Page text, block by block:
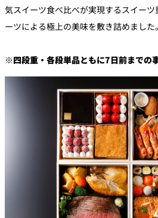
キャッスル
フォーシーズ
ンズ
ルームサービス
ルームサービ
River Terrace
個室のあるレ
ストラン
レストランキ
ャンセルポリ
シー及びキャ
ッシュレス決
済のご案内
メールマガジ
ン"Letter
OTANI"ご登録
フォーム
気スイーツ食べ比べが実現するスイー
ーツによる極上の美味を敷き詰めました。
※四段重・各段単品ともに7日前までの